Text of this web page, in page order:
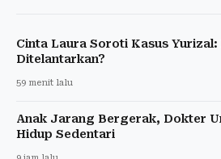
Cinta Laura Soroti Kasus Yurizal:
Ditelantarkan?
59 menit lalu
Anak Jarang Bergerak, Dokter
Hidup Sedentari